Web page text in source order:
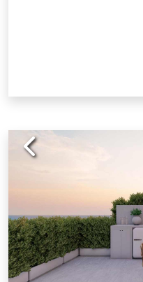
Previous